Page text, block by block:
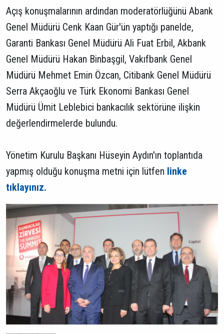
Açış konuşmalarının ardından moderatörlüğünü Abank
Genel Müdürü Cenk Kaan Gür'ün yaptığı panelde,
Garanti Bankası Genel Müdürü Ali Fuat Erbil, Akbank
Genel Müdürü Hakan Binbaşgil, Vakıfbank Genel
Müdürü Mehmet Emin Özcan, Citibank Genel Müdürü
Serra Akçaoğlu ve Türk Ekonomi Bankası Genel
Müdürü Ümit Leblebici bankacılık sektörüne ilişkin
değerlendirmelerde bulundu.
Yönetim Kurulu Başkanı Hüseyin Aydın'ın toplantıda
yapmış olduğu konuşma metni için lütfen linke
tıklayınız.